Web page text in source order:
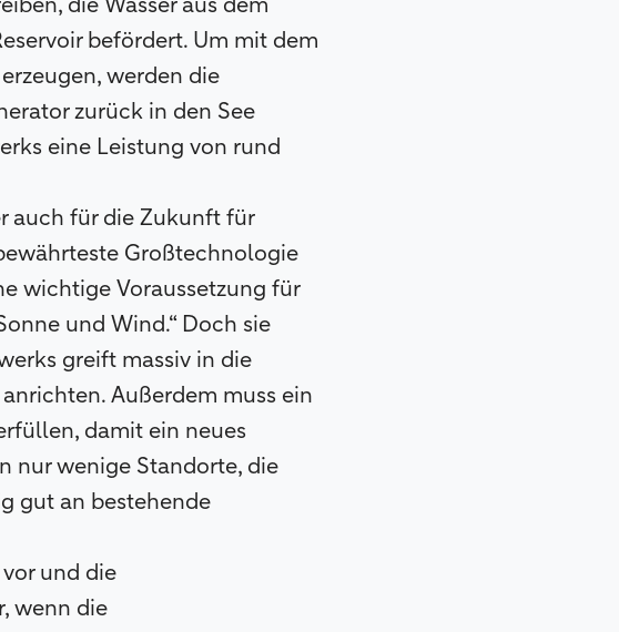
die Wasser aus dem
befördert. Um mit dem
werden die
zurück in den See
eine Leistung von rund
auch für die Zukunft für
Großtechnologie
wichtige Voraussetzung für
und Wind.“ Doch sie
greift massiv in die
Außerdem muss ein
damit ein neues
nur wenige Standorte, die
gut an bestehende
und die
wenn die